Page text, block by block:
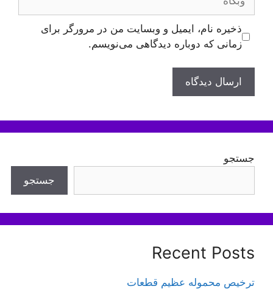
ذخیره نام، ایمیل و وبسایت من در مرورگر برای
زمانی که دوباره دیدگاهی می‌نویسم.
جستجو
جستجو
Recent Posts
ترخیص محموله عظیم قطعات